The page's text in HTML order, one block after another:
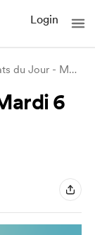
Login
Mes Achats du Jour - Mardi 6 Décembre
6